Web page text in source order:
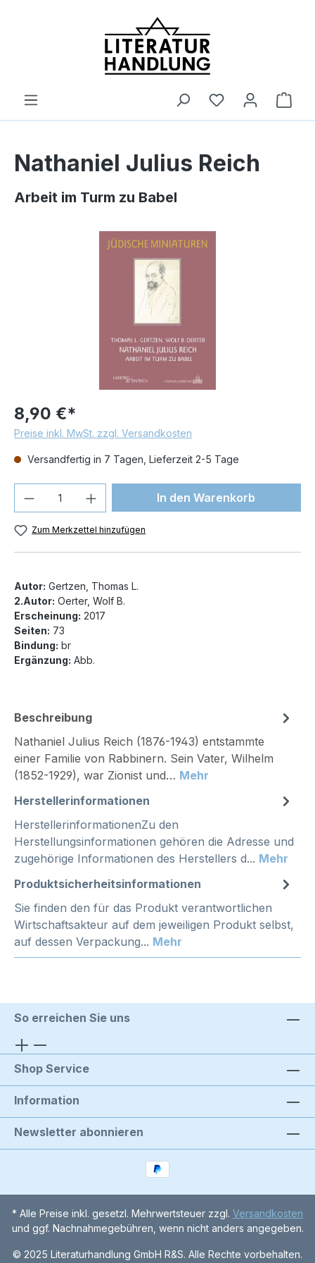
Nathaniel Julius Reich
Arbeit im Turm zu Babel
Bildergalerie überspringen
8,90 €*
Preise inkl. MwSt. zzgl. Versandkosten
Versandfertig in 7 Tagen, Lieferzeit 2-5 Tage
Produkt Anzahl: Gib denIn den Warenkorb
Zum Merkzettel hinzufügen
Autor: Gertzen, Thomas L.
2.Autor: Oerter, Wolf B.
Erscheinung: 2017
Seiten: 73
Bindung: br
Ergänzung: Abb.
Beschreibung
Nathaniel Julius Reich (1876-1943) entstammte
einer Familie von Rabbinern. Sein Vater, Wilhelm
(1852-1929), war Zionist und… Mehr
Herstellerinformationen
HerstellerinformationenZu den
Herstellungsinformationen gehören die Adresse und
zugehörige Informationen des Herstellers d... Mehr
Produktsicherheitsinformationen
Sie finden den für das Produkt verantwortlichen
Wirtschaftsakteur auf dem jeweiligen Produkt selbst,
auf dessen Verpackung... Mehr
So erreichen Sie uns
Shop Service
Information
Newsletter abonnieren
* Alle Preise inkl. gesetzl. Mehrwertsteuer zzgl. Versandkosten
und ggf. Nachnahmegebühren, wenn nicht anders angegeben.
© 2025 Literaturhandlung GmbH R&S. Alle Rechte vorbehalten.